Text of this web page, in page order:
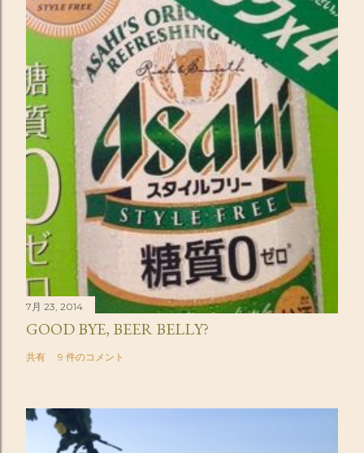
7月 23, 2014
GOOD BYE, BEER BELLY?
共有 9 件のコメント